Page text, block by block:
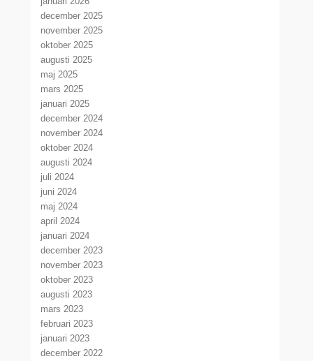
december 2025
november 2025
oktober 2025
augusti 2025
maj 2025
mars 2025
januari 2025
december 2024
november 2024
oktober 2024
augusti 2024
juli 2024
juni 2024
maj 2024
april 2024
januari 2024
december 2023
november 2023
oktober 2023
augusti 2023
mars 2023
februari 2023
januari 2023
december 2022